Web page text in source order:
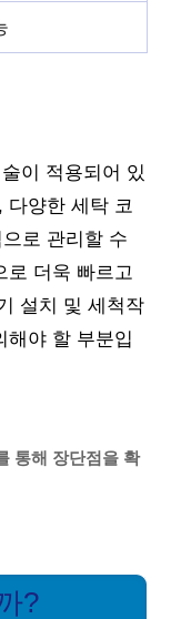
이 적용되어 있
다양한 세탁 코
로 관리할 수
로 더욱 빠르고
설치 및 세척작
해야 할 부분입
통해 장단점을 확
?